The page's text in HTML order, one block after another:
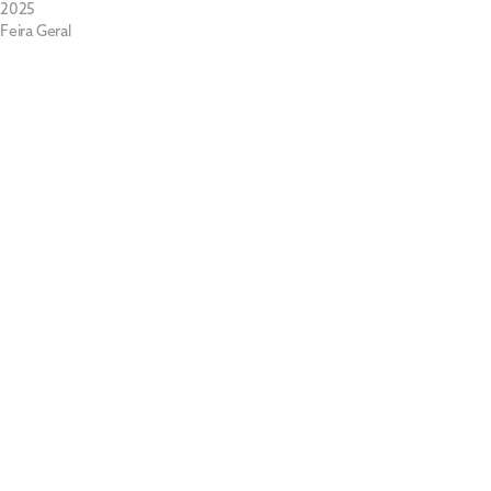
2025
Feira Geral